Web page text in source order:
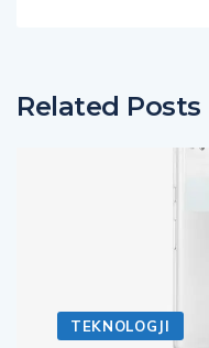
Related Posts
TEKNOLOGJI